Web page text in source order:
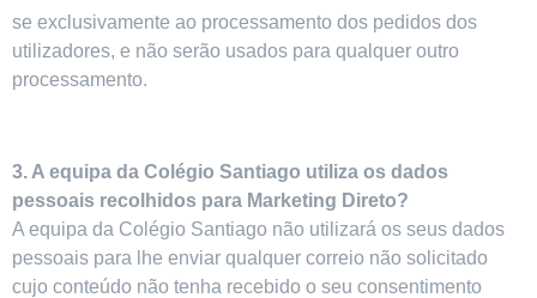
se exclusivamente ao processamento dos pedidos dos
utilizadores, e não serão usados para qualquer outro
processamento.
3. A equipa da Colégio Santiago utiliza os dados
pessoais recolhidos para Marketing Direto?
A equipa da Colégio Santiago não utilizará os seus dados
pessoais para lhe enviar qualquer correio não solicitado
cujo conteúdo não tenha recebido o seu consentimento